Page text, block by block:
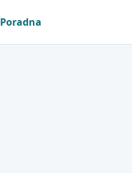
Poradna